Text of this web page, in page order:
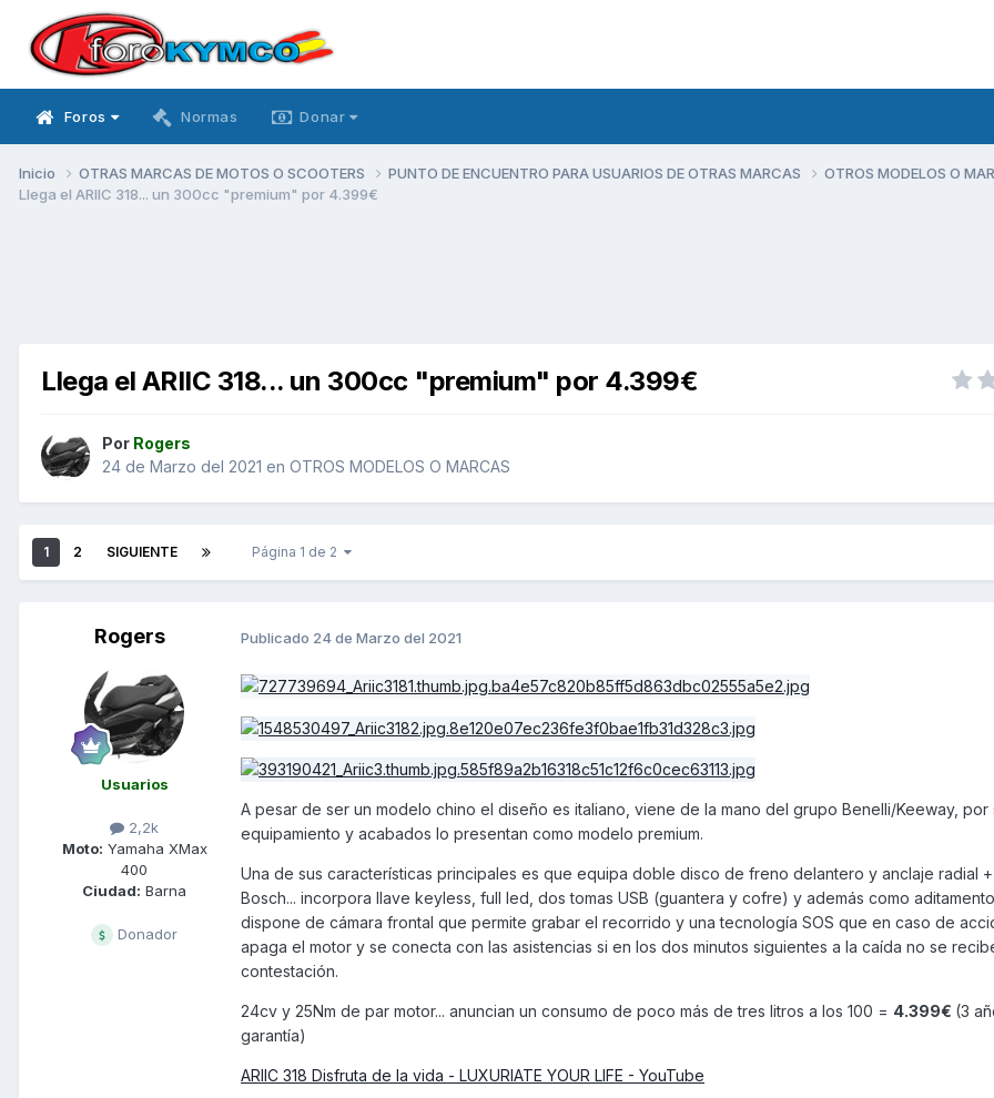
Foros Normas Donar
Inicio OTRAS MARCAS DE MOTOS O SCOOTERS PUNTO DE ENCUENTRO PARA USUARIOS DE OTRAS MARCAS
OTROS MODELOS O
Llega el ARIIC 318... un 300cc "premium" por 4.399€
Llega el ARIIC 318... un 300cc "premium" por 4.399€
Por Rogers
24 de Marzo del 2021 en OTROS MODELOS O MARCAS
1 2 SIGUIENTE Página 1 de 2
Rogers
Usuarios
2,2k
Moto: Yamaha XMax
400
Ciudad: Barna
Donador
Publicado 24 de Marzo del 2021
A pesar de ser un modelo chino el diseño es italiano, viene de la mano del grupo Benelli/Keeway, por
equipamiento y acabados lo presentan como modelo premium.
Una de sus características principales es que equipa doble disco de freno delantero y anclaje radial +
Bosch... incorpora llave keyless, full led, dos tomas USB (guantera y cofre) y además como
dispone de cámara frontal que permite grabar el recorrido y una tecnología SOS que en caso de
apaga el motor y se conecta con las asistencias si en los dos minutos siguientes a la caída no se
contestación.
24cv y 25Nm de par motor... anuncian un consumo de poco más de tres litros a los 100 = 4.399€ (3
garantía)
ARIIC 318 Disfruta de la vida - LUXURIATE YOUR LIFE - YouTube